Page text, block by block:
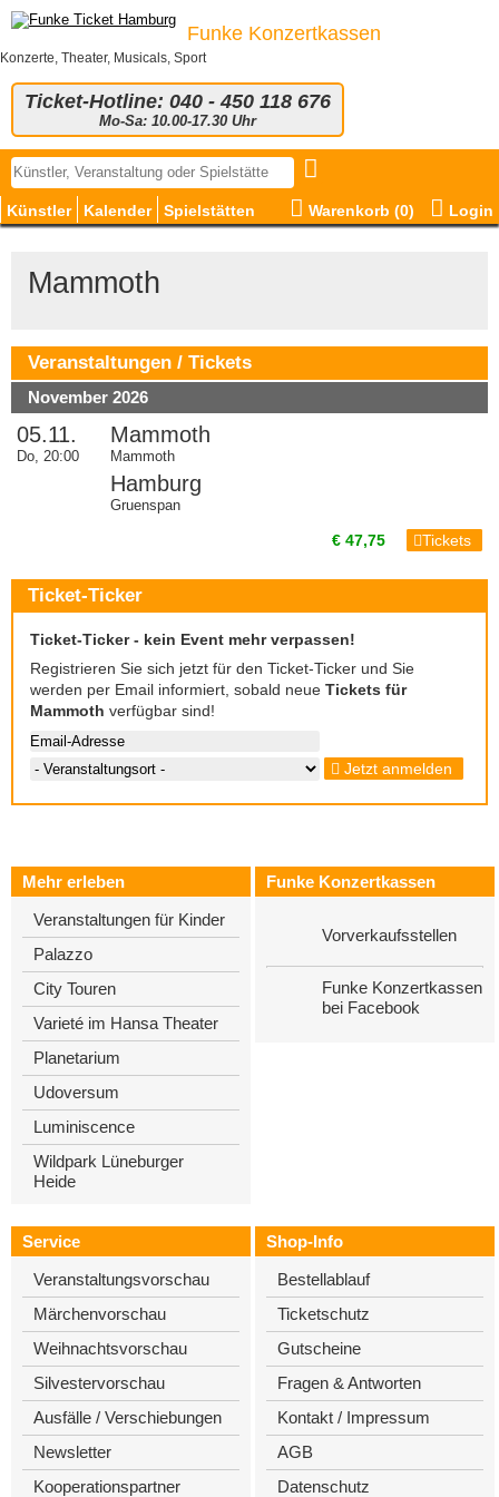
Funke Konzertkassen
Konzerte, Theater, Musicals, Sport
Ticket-Hotline: 040 - 450 118 676
Mo-Sa: 10.00-17.30 Uhr
Künstler Kalender Spielstätten Warenkorb (0) Login
Mammoth
Veranstaltungen / Tickets
November 2026
05.11.
Do, 20:00
Mammoth
Mammoth
Hamburg
Gruenspan
€ 47,75 Tickets
Ticket-Ticker
Ticket-Ticker - kein Event mehr verpassen!
Registrieren Sie sich jetzt für den Ticket-Ticker und Sie
werden per Email informiert, sobald neue Tickets für
Mammoth verfügbar sind!
Jetzt anmelden
Mehr erleben
Veranstaltungen für Kinder
Palazzo
City Touren
Varieté im Hansa Theater
Planetarium
Udoversum
Luminiscence
Wildpark Lüneburger
Heide
Funke Konzertkassen
Vorverkaufsstellen
Funke Konzertkassen
bei Facebook
Service
Veranstaltungsvorschau
Märchenvorschau
Weihnachtsvorschau
Silvestervorschau
Ausfälle / Verschiebungen
Newsletter
Kooperationspartner
Shop-Info
Bestellablauf
Ticketschutz
Gutscheine
Fragen & Antworten
Kontakt / Impressum
AGB
Datenschutz